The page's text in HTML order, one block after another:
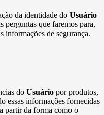
da identidade do Usuário
perguntas que faremos para,
informações de segurança.
do Usuário por produtos,
essas informações fornecidas
partir da forma como o